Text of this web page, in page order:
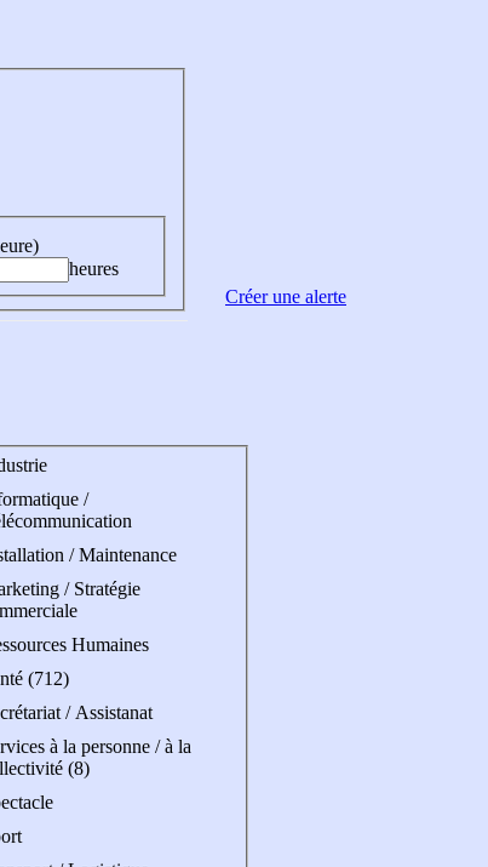
heures
/
/ Maintenance
/ Stratégie
Humaines
(712)
/ Assistanat
à la personne / à la
(8)
Créer une alerte